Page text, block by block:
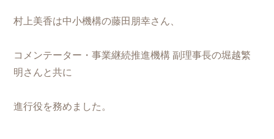
村上美香は中小機構の藤田朋幸さん、
コメンテーター・事業継続推進機構 副理事長の堀越繁
明さんと共に
進行役を務めました。